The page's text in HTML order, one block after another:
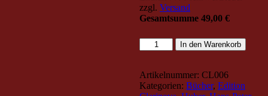
zzgl. Versand
Gesamtsumme 49,00 €
Hans-
Peter
-
Ach,
In den Warenkorb
Artikelnummer: CL006
Kategorien: Bücher, Edition